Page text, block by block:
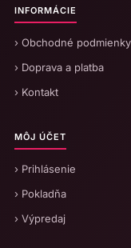
INFORMÁCIE
› Obchodné podmienky
› Doprava a platba
› Kontakt
MÔJ ÚČET
› Prihlásenie
› Pokladňa
› Výpredaj